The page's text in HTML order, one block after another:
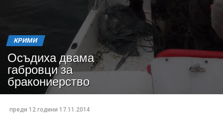
КРИМИ
Осъдиха двама
габровци за
бракониерство
преди 12 години 17.11.2014